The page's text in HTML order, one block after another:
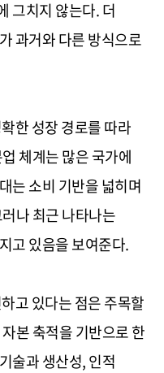
그치지 않는다. 더
과거와 다른 방식으로
한 성장 경로를 따라
체계는 많은 국가에
는 소비 기반을 넓히며
나 최근 나타나는
고 있음을 보여준다.
고 있다는 점은 주목할
본 축적을 기반으로 한
술과 생산성, 인적